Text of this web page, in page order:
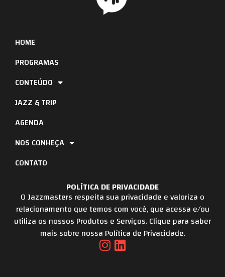
POLÍTICA DE PRIVACIDADE
O Jazzmasters respeita sua privacidade e valoriza o
relacionamento que temos com você, que acessa e/ou
utiliza os nossos Produtos e Serviços. Clique para saber
mais sobre nossa Política de Privacidade.
HOME
PROGRAMAS
CONTEÚDO
JAZZ & TRIP
AGENDA
NOS CONHEÇA
CONTATO